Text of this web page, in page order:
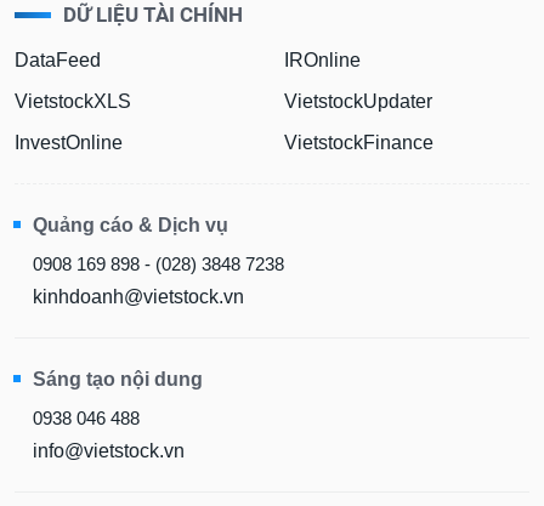
DỮ LIỆU TÀI CHÍNH
DataFeed
VietstockXLS
InvestOnline
IROnline
VietstockUpdater
VietstockFinance
Quảng cáo & Dịch vụ
0908 169 898 - (028) 3848 7238
kinhdoanh@vietstock.vn
Sáng tạo nội dung
0938 046 488
info@vietstock.vn